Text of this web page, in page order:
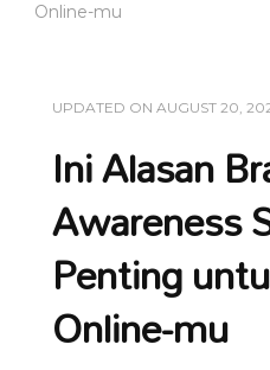
Online-mu
UPDATED ON AUGUST 20,
Ini Alasan
Awareness
Penting
Online-mu